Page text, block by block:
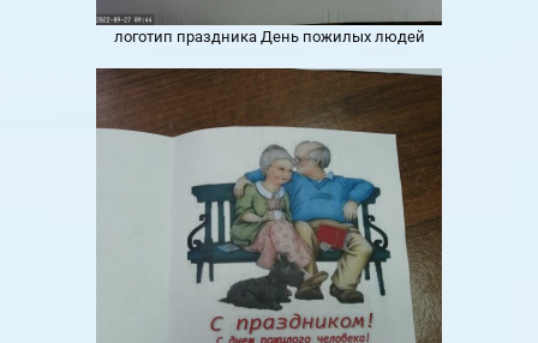
логотип праздника День пожилых людей